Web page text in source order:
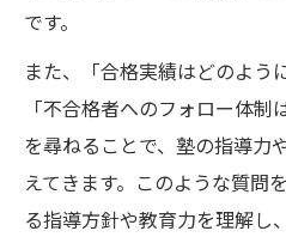
です。
また、「合格実績はどのよう
「不合格者へのフォロー体
を尋ねることで、塾の指導力
えてきます。このような質問
る指導方針や教育力を理解し